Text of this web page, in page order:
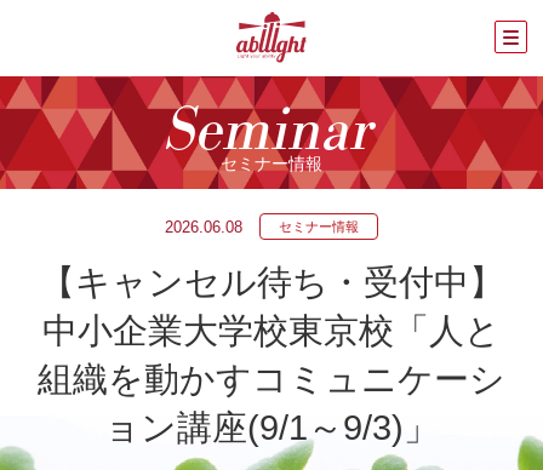
Seminar
セミナー情報
2026.06.08 セミナー情報
【キャンセル待ち・受付中】
中小企業大学校東京校「人と
組織を動かすコミュニケーシ
ョン講座(9/1～9/3)」